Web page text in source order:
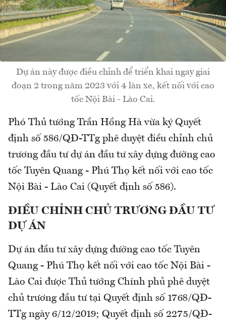
Dự án này được điều chỉnh để triển khai ngay giai
đoạn 2 trong năm 2023 với 4 làn xe, kết nối với cao
tốc Nội Bài - Lào Cai.
Phó Thủ tướng Trần Hồng Hà vừa ký Quyết
định số 586/QĐ-TTg phê duyệt điều chỉnh chủ
trương đầu tư dự án đầu tư xây dựng đường cao
tốc Tuyên Quang - Phú Thọ kết nối với cao tốc
Nội Bài - Lào Cai (Quyết định số 586).
ĐIỀU CHỈNH CHỦ TRƯƠNG ĐẦU TƯ
DỰ ÁN
Dự án đầu tư xây dựng đường cao tốc Tuyên
Quang - Phú Thọ kết nối với cao tốc Nội Bài -
Lào Cai được Thủ tướng Chính phủ phê duyệt
chủ trương đầu tư tại Quyết định số 1768/QĐ-
TTg ngày 6/12/2019; Quyết định số 2275/QĐ-